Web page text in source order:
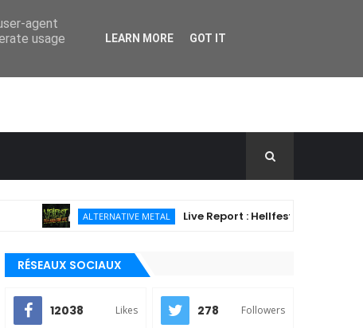
ALTERNATIVE METAL Live Report : Hellfest 2026 - Jour 4 (21/
RÉSEAUX SOCIAUX
12038 Likes 278 Followers
agent
usage
LEARN MORE GOT IT